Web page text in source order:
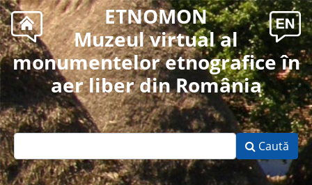
ETNOMON
Muzeul virtual al
monumentelor etnografice în
aer liber din România
Caută